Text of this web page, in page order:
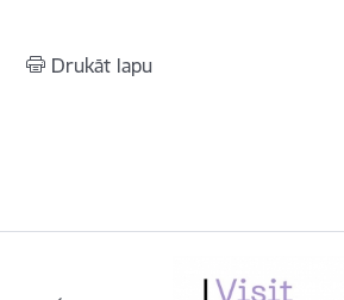
Drukāt lapu